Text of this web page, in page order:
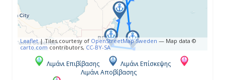
Χάρβεστ Κάγιε, Μπελίζ
8:00
17:00
Leaflet |Tiles courtesy of OpenStreetMap Sweden — Map data ©
carto.com contributors, CC-BY-SA
Λιμάνι Επιβίβασης
Λιμάνι Επίσκεψης
Λιμάνι Αποβίβασης